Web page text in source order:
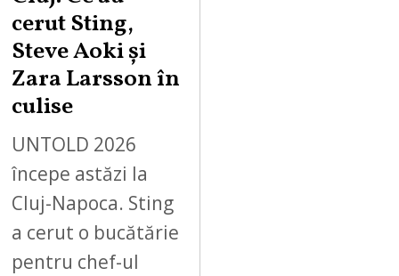
cerut Sting,
Steve Aoki și
Zara Larsson în
culise
UNTOLD 2026
începe astăzi la
Cluj-Napoca. Sting
a cerut o bucătărie
pentru chef-ul